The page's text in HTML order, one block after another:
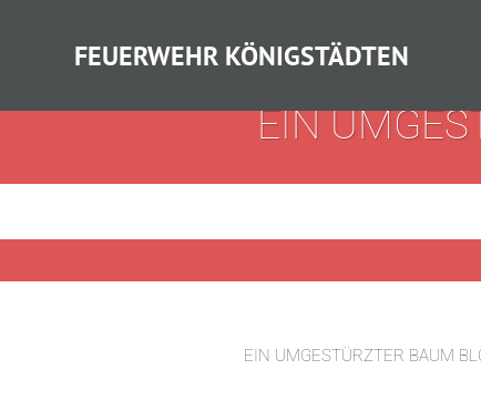
FEUERWEHR KÖNIGSTÄDTEN
EIN
EIN UMGESTÜRZTER BAUM